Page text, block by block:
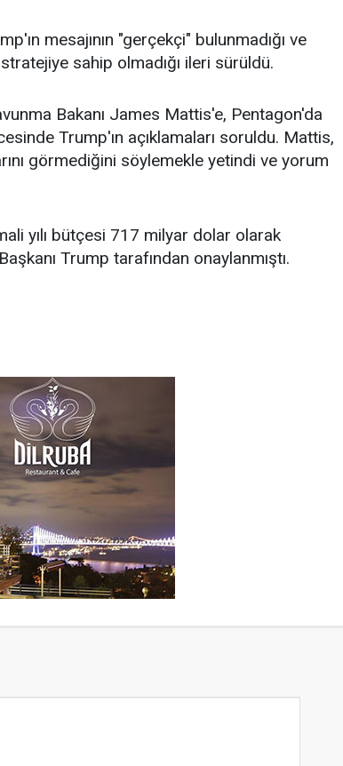
mesajının "gerçekçi" bulunmadığı ve
sahip olmadığı ileri sürüldü.
Bakanı James Mattis'e, Pentagon'da
Trump'ın açıklamaları soruldu. Mattis,
görmediğini söylemekle yetindi ve yorum
yılı bütçesi 717 milyar dolar olarak
Trump tarafından onaylanmıştı.